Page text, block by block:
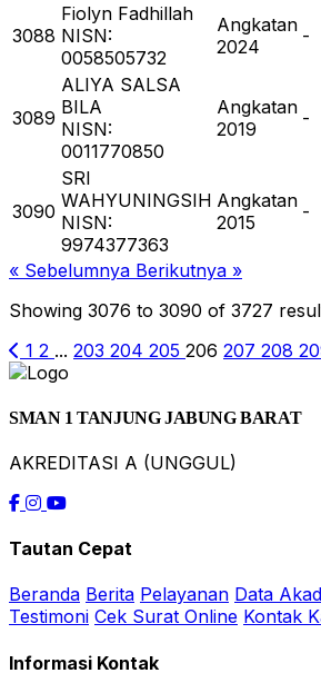
3088
Fiolyn Fadhillah
NISN:
0058505732
Angkatan
2024
-
3089
ALIYA SALSA
BILA
NISN:
0011770850
Angkatan
2019
-
3090
SRI
WAHYUNINGSIH
NISN:
9974377363
Angkatan
2015
-
« Sebelumnya Berikutnya »
Showing 3076 to 3090 of 3727
1 2 ... 203 204 205 206 207 208
SMAN 1 TANJUNG JABUNG BARAT
AKREDITASI A (UNGGUL)
Tautan Cepat
Beranda Berita Pelayanan Data
Testimoni Cek Surat Online Kontak
Informasi Kontak